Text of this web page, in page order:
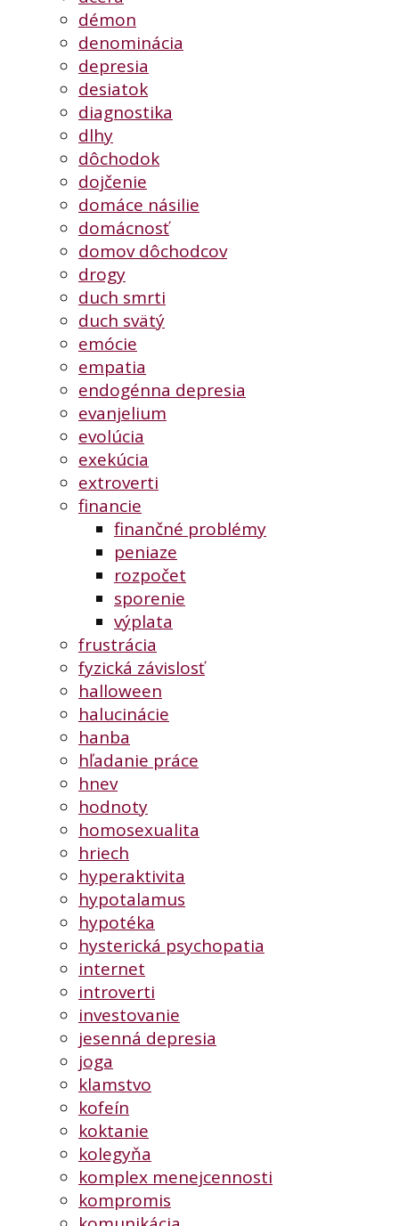
démon
denominácia
depresia
desiatok
diagnostika
dlhy
dôchodok
dojčenie
domáce násilie
domácnosť
domov dôchodcov
drogy
duch smrti
duch svätý
emócie
empatia
endogénna depresia
evanjelium
evolúcia
exekúcia
extroverti
financie
finančné problémy
peniaze
rozpočet
sporenie
výplata
frustrácia
fyzická závislosť
halloween
halucinácie
hanba
hľadanie práce
hnev
hodnoty
homosexualita
hriech
hyperaktivita
hypotalamus
hypotéka
hysterická psychopatia
internet
introverti
investovanie
jesenná depresia
joga
klamstvo
kofeín
koktanie
kolegyňa
komplex menejcennosti
kompromis